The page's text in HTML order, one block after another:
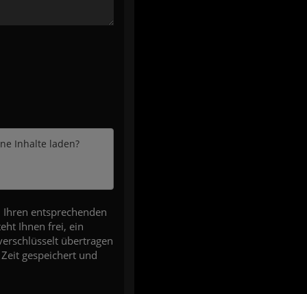
Inhalte laden?
entsprechenden
Ihnen frei, ein
übertragen
gespeichert und